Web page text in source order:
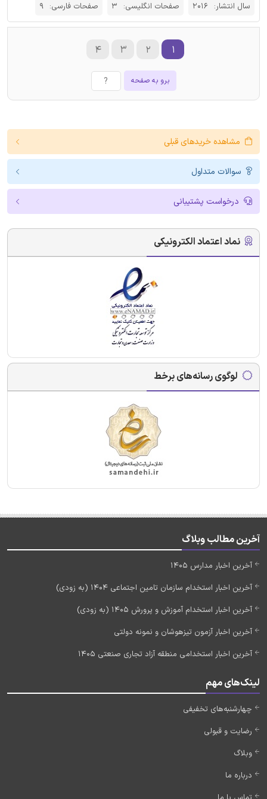
سال انتشار: 2016 صفحات انگلیسی: 3 صفحات فارسی: 9
برو به صفحه
۱ ۲ ۳ ۴
مشاهده خریدهای قبلی
سوالات متداول
درخواست پشتیبانی
نماد اعتماد الکترونیکی
لوگوی رسانه‌های برخط
آخرین مطالب وبلاگ
آخرین اخبار مدارس 1405
آخرین اخبار استخدام سازمان تامین اجتماعی 1404 (به زودی)
آخرین اخبار استخدام آموزش و پرورش 1405 (به زودی)
آخرین اخبار آزمون تیزهوشان و نمونه دولتی
آخرین اخبار استخدامی منطقه آزاد تجاری صنعتی 1405
لینک‌های مهم
چهارشنبه‌های تخفیفی
رضایت و قبولی
وبلاگ
درباره ما